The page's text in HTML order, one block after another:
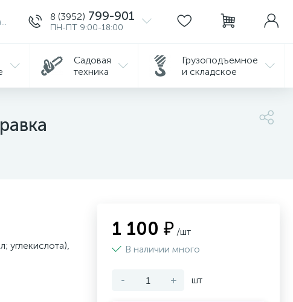
8 (3952) 799-901
ПН-ПТ 9:00-18:00
Садовая
техника
Грузоподъемное
и складское
углекислота),
1 100 ₽ /шт
В наличии много
- + шт